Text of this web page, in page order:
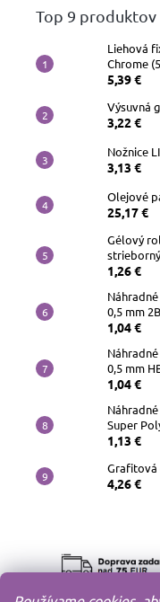
Top 9 produktov
Liehová
Chrome
5,39 €
Výsuvná
3,22 €
Nožnice
3,13 €
Olejové
25,17 €
Gélový
strieborný
1,26 €
0,5 mm
1,04 €
0,5 mm
1,04 €
Náhradné
Super
1,13 €
Grafitová
4,26 €